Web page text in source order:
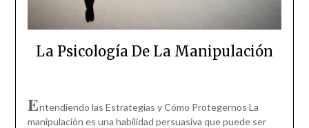
La Psicología De La Manipulación
Entendiendo las Estrategias y Cómo Protegernos La
manipulación es una habilidad persuasiva que puede ser